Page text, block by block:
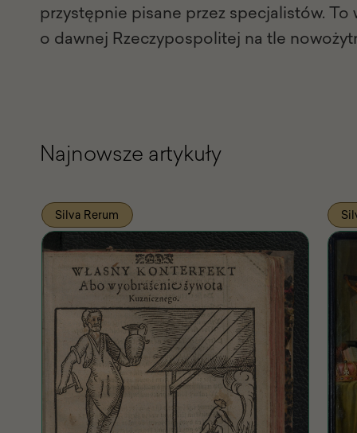
przystępnie pisane przez specjalistów. To
o dawnej Rzeczypospolitej na tle
Najnowsze artykuły
Silva Rerum